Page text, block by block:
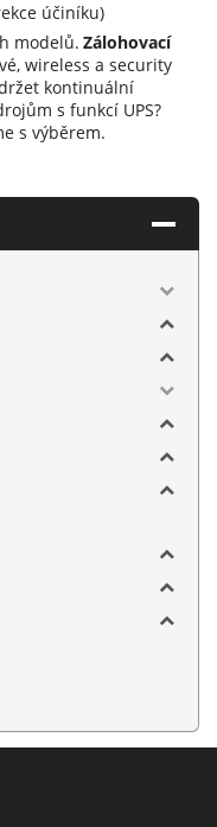
účiníku)
modelů. Zálohovací
wireless a security
kontinuální
s funkcí UPS?
s výběrem.